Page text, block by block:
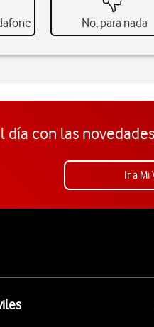
No, para nada
día con las
Ir a Mi